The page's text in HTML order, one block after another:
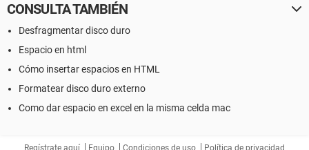
CONSULTA TAMBIÉN
Desfragmentar disco duro
Espacio en html
Cómo insertar espacios en HTML
Formatear disco duro externo
Como dar espacio en excel en la misma celda mac
Regístrate aquí Equipo Condiciones de uso Política de privacidad